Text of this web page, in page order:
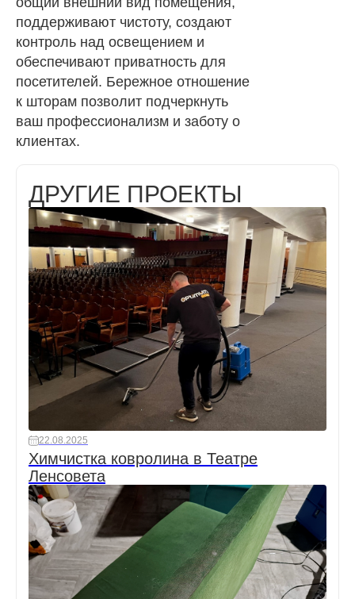
поддерживают чистоту, создают
контроль над освещением и
обеспечивают приватность для
посетителей. Бережное отношение
к шторам позволит подчеркнуть
ваш профессионализм и заботу о
клиентах.
ДРУГИЕ ПРОЕКТЫ
22.08.2025
Химчистка ковролина в Театре
Ленсовета